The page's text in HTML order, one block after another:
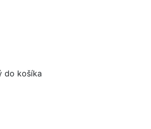
do košíka